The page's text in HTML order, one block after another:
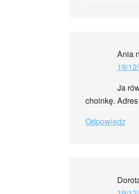
Ania
19/
Ja
choinkę.
Odpowiedz